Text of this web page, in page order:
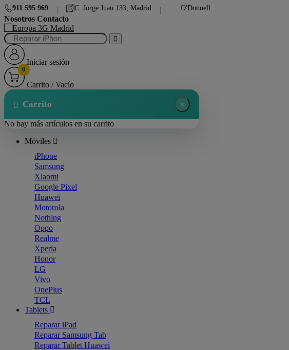
911 595 969 C. Jorge Juan 133, Madrid O'Donnell
Nosotros Contacto
Iniciar sesión
0
Carrito /Vacío
Carrito ×
No hay más artículos en su carrito
Móviles
iPhone
Samsung
Xiaomi
Google Pixel
Huawei
Motorola
Nothing
Oppo
Realme
Xperia
Honor
LG
Vivo
OnePlus
TCL
Tablets
Reparar iPad
Reparar Samsung Tab
Reparar Tablet Huawei